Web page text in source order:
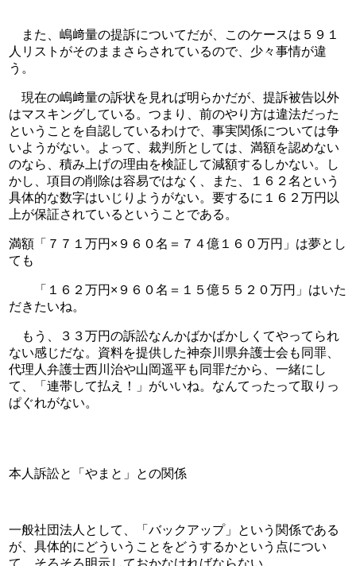
また、嶋﨑量の提訴についてだが、このケースは５９１
人リストがそのままさらされているので、少々事情が違
う。
現在の嶋﨑量の訴状を見れば明らかだが、提訴被告以外
はマスキングしている。つまり、前のやり方は違法だった
ということを自認しているわけで、事実関係については争
いようがない。よって、裁判所としては、満額を認めない
のなら、積み上げの理由を検証して減額するしかない。し
かし、項目の削除は容易ではなく、また、１６２名という
具体的な数字はいじりようがない。要するに１６２万円以
上が保証されているということである。
満額「７７１万円×９６０名＝７４億１６０万円」は夢とし
ても
「１６２万円×９６０名＝１５億５５２０万円」はいた
だきたいね。
もう、３３万円の訴訟なんかばかばかしくてやってられ
ない感じだな。資料を提供した神奈川県弁護士会も同罪、
代理人弁護士西川治や山岡遥平も同罪だから、一緒にし
て、「連帯して払え！」がいいね。なんてったって取りっ
ぱぐれがない。
本人訴訟と「やまと」との関係
一般社団法人として、「バックアップ」という関係である
が、具体的にどういうことをどうするかという点につい
て、そろそろ明示しておかなければならない。